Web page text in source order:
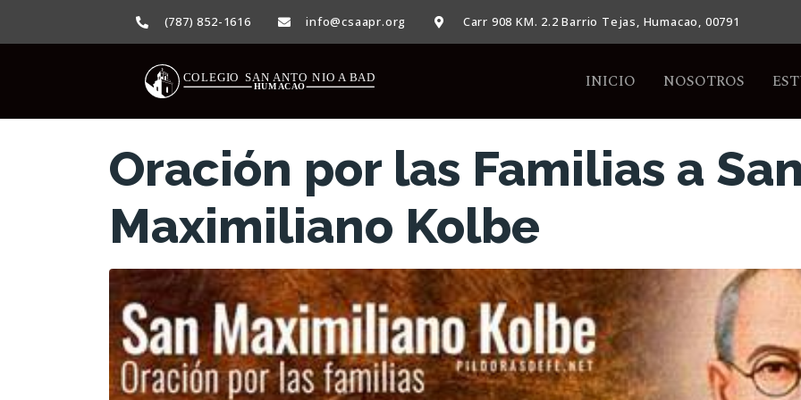
(787) 852-1616 info@csaapr.org Carr 908 KM. 2.2 Barrio Tejas, Humacao, 00791
INICIO NOSOTROS
Oración por las Familias a
Maximiliano Kolbe